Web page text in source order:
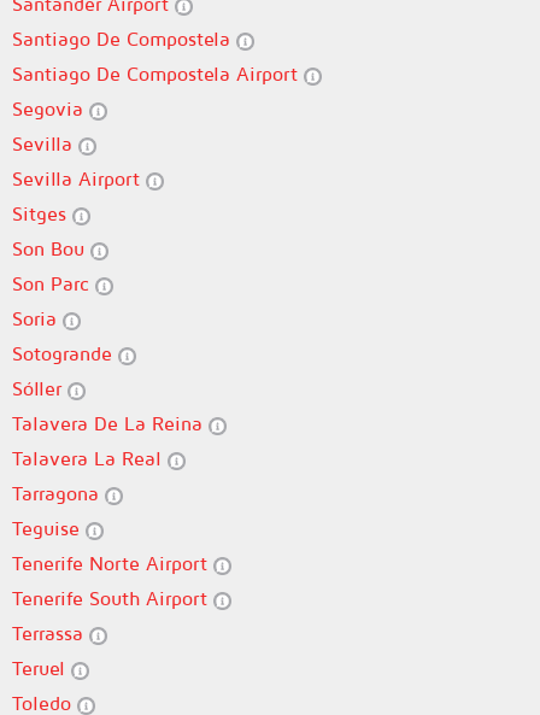
Santiago De Compostela
Santiago De Compostela Airport
Segovia
Sevilla
Sevilla Airport
Sitges
Son Bou
Son Parc
Soria
Sotogrande
Sóller
Talavera De La Reina
Talavera La Real
Tarragona
Teguise
Tenerife Norte Airport
Tenerife South Airport
Terrassa
Teruel
Toledo